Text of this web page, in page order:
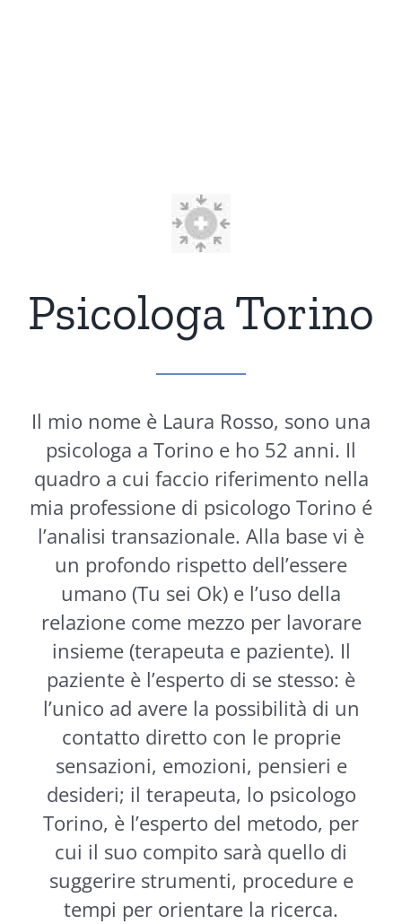
Psicologa Torino
Il mio nome è Laura Rosso, sono una
psicologa a Torino e ho 52 anni. Il
quadro a cui faccio riferimento nella
mia professione di psicologo Torino é
l’analisi transazionale. Alla base vi è
un profondo rispetto dell’essere
umano (Tu sei Ok) e l’uso della
relazione come mezzo per lavorare
insieme (terapeuta e paziente). Il
paziente è l’esperto di se stesso: è
l’unico ad avere la possibilità di un
contatto diretto con le proprie
sensazioni, emozioni, pensieri e
desideri; il terapeuta, lo psicologo
Torino, è l’esperto del metodo, per
cui il suo compito sarà quello di
suggerire strumenti, procedure e
tempi per orientare la ricerca.